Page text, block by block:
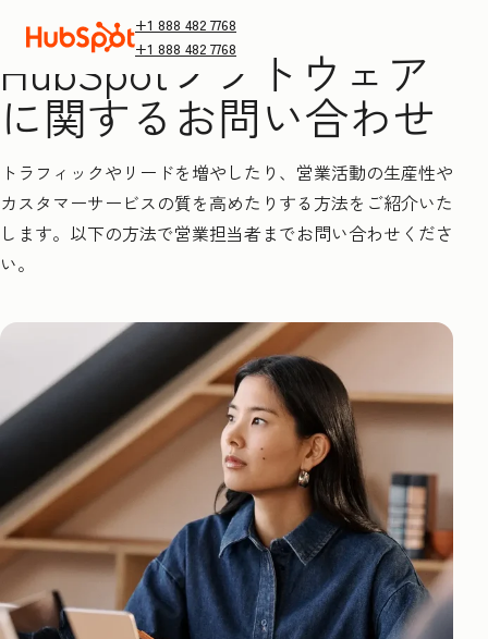
+1 888 482 7768
+1 888 482 7768
HubSpotソフトウェア
に関するお問い合わせ
トラフィックやリードを増やしたり、営業活動の生産性や
カスタマーサービスの質を高めたりする方法をご紹介いた
します。以下の方法で営業担当者までお問い合わせくださ
い。